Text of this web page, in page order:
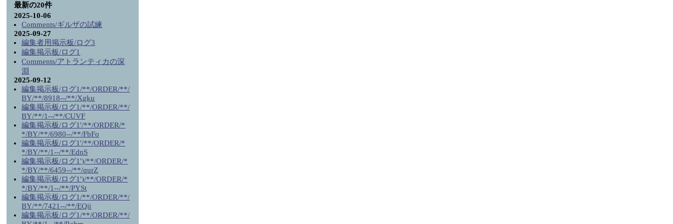
最新の20件
2025-10-06
Comments/ギルザの試練
2025-09-27
編集者用掲示板/ログ3
編集掲示板/ログ1
Comments/アトランティカの深
淵
2025-09-12
編集掲示板/ログ1/**/ORDER/**/
BY/**/8918--/**/Xgku
編集掲示板/ログ1/**/ORDER/**/
BY/**/1--/**/CUVF
編集掲示板/ログ1'/**/ORDER/*
*/BY/**/6980--/**/FbFo
編集掲示板/ログ1'/**/ORDER/*
*/BY/**/1--/**/EdnS
編集掲示板/ログ1')/**/ORDER/*
*/BY/**/6459--/**/qurZ
編集掲示板/ログ1')/**/ORDER/*
*/BY/**/1--/**/PYSt
編集掲示板/ログ1/**/ORDER/**/
BY/**/7421--/**/EQii
編集掲示板/ログ1/**/ORDER/**/